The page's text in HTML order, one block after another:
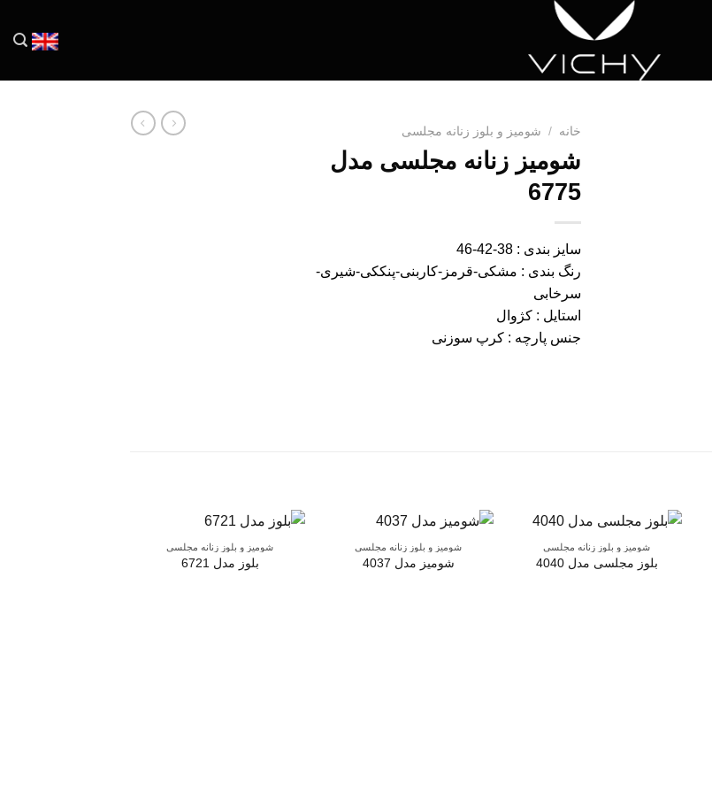
خانه / شومیز و بلوز زنانه مجلسی
شومیز زنانه مجلسی مدل
6775
سایز بندی : 38-42-46
رنگ بندی : مشکی-قرمز-کاربنی-پنککی-شیری-
سرخابی
استایل : کژوال
جنس پارچه : کرپ سوزنی
شومیز و بلوز زنانه مجلسی
بلوز مجلسی مدل 4040
شومیز و بلوز زنانه مجلسی
شومیز مدل 4037
شومیز و بلوز زنانه مجلسی
بلوز مدل 6721